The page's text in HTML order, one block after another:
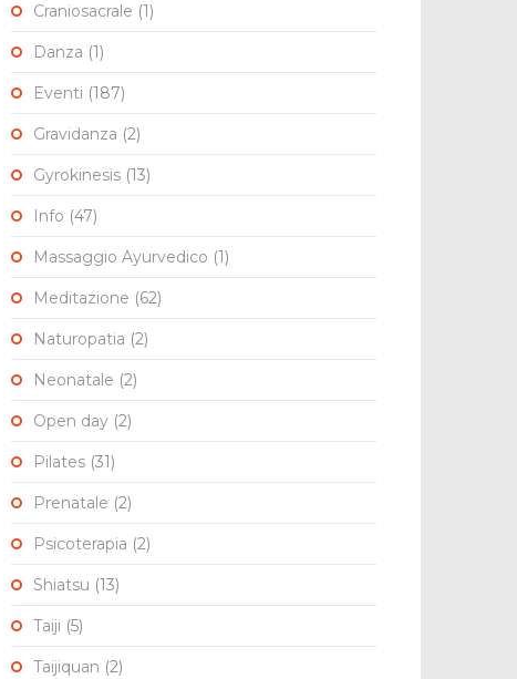
Craniosacrale (1)
Danza (1)
Eventi (187)
Gravidanza (2)
Gyrokinesis (13)
Info (47)
Massaggio Ayurvedico (1)
Meditazione (62)
Naturopatia (2)
Neonatale (2)
Open day (2)
Pilates (31)
Prenatale (2)
Psicoterapia (2)
Shiatsu (13)
Taiji (5)
Taijiquan (2)